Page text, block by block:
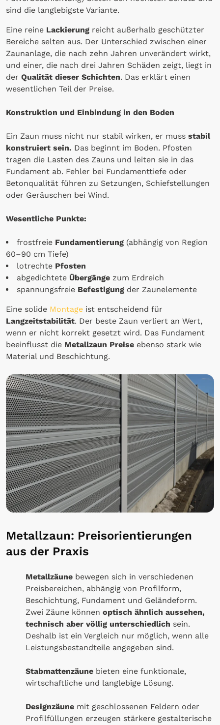
sind die langlebigste Variante.
Eine reine Lackierung reicht außerhalb geschützter
Bereiche selten aus. Der Unterschied zwischen einer
Zaunanlage, die nach zehn Jahren unverändert wirkt,
und einer, die nach drei Jahren Schäden zeigt, liegt in
der Qualität dieser Schichten. Das erklärt einen
wesentlichen Teil der Preise.
Konstruktion und Einbindung in den Boden
Ein Zaun muss nicht nur stabil wirken, er muss stabil
konstruiert sein. Das beginnt im Boden. Pfosten
tragen die Lasten des Zauns und leiten sie in das
Fundament ab. Fehler bei Fundamenttiefe oder
Betonqualität führen zu Setzungen, Schiefstellungen
oder Geräuschen bei Wind.
Wesentliche Punkte:
frostfreie Fundamentierung (abhängig von Region
60–90 cm Tiefe)
lotrechte Pfosten
abgedichtete Übergänge zum Erdreich
spannungsfreie Befestigung der Zaunelemente
Eine solide Montage ist entscheidend für
Langzeitstabilität. Der beste Zaun verliert an Wert,
wenn er nicht korrekt gesetzt wird. Das Fundament
beeinflusst die Metallzaun Preise ebenso stark wie
Material und Beschichtung.
Metallzaun: Preisorientierungen
aus der Praxis
Metallzäune bewegen sich in verschiedenen
Preisbereichen, abhängig von Profilform,
Beschichtung, Fundament und Geländeform.
Zwei Zäune können optisch ähnlich aussehen,
technisch aber völlig unterschiedlich sein.
Deshalb ist ein Vergleich nur möglich, wenn alle
Leistungsbestandteile angegeben sind.
Stabmattenzäune bieten eine funktionale,
wirtschaftliche und langlebige Lösung.
Designzäune mit geschlossenen Feldern oder
Profilfüllungen erzeugen stärkere gestalterische